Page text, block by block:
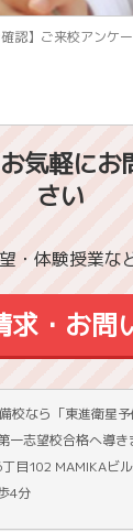
確認】ご来校アンケ
お気軽にお
さい
・体験授業な
・お問
校なら「東進衛星
志望校合格へ導き
目102 MAMIKAビ
4分